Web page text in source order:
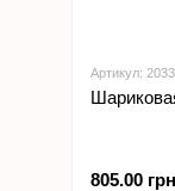
Артикул:
805.00 грн